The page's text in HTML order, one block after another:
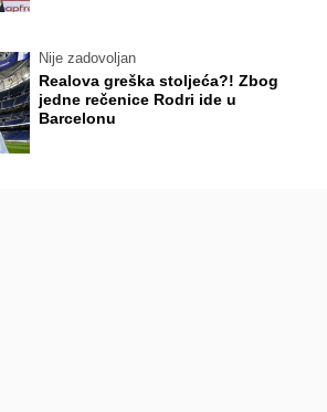
Nije zadovoljan
Realova greška stoljeća?! Zbog
jedne rečenice Rodri ide u
Barcelonu